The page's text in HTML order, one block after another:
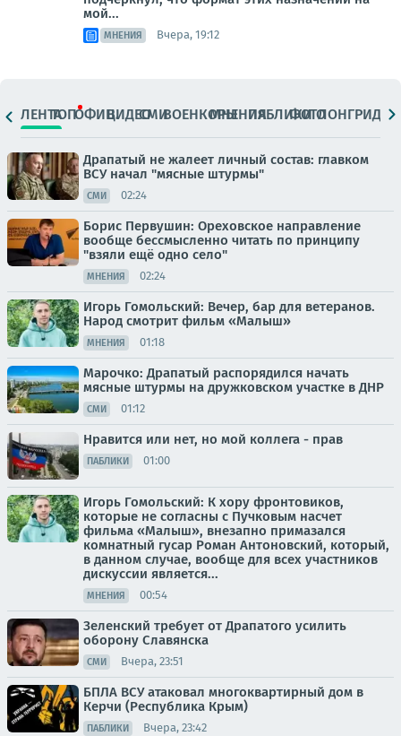
мой...
МНЕНИЯ Вчера, 19:12
ЛЕНТАТОПОФИЦ.ВИДЕОСМИВОЕНКОРЫМНЕНИЯПАБЛИКИ
ФОТОЛОНГРИДЫ
Драпатый не жалеет личный состав: главком
ВСУ начал "мясные штурмы"
СМИ 02:24
Борис Первушин: Ореховское направление
вообще бессмысленно читать по принципу
"взяли ещё одно село"
МНЕНИЯ 02:24
Игорь Гомольский: Вечер, бар для ветеранов.
Народ смотрит фильм «Малыш»
МНЕНИЯ 01:18
Марочко: Драпатый распорядился начать
мясные штурмы на дружковском участке в ДНР
СМИ 01:12
Нравится или нет, но мой коллега - прав
ПАБЛИКИ 01:00
Игорь Гомольский: К хору фронтовиков,
которые не согласны с Пучковым насчет
фильма «Малыш», внезапно примазался
комнатный гусар Роман Антоновский, который,
в данном случае, вообще для всех участников
дискуссии является...
МНЕНИЯ 00:54
Зеленский требует от Драпатого усилить
оборону Славянска
СМИ Вчера, 23:51
БПЛА ВСУ атаковал многоквартирный дом в
Керчи (Республика Крым)
ПАБЛИКИ Вчера, 23:42